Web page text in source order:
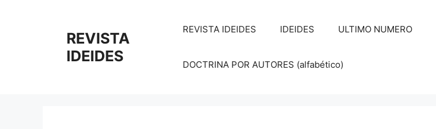
REVISTA
IDEIDES
REVISTA IDEIDES IDEIDES ULTIMO NUMERO
DOCTRINA POR AUTORES (alfabético)